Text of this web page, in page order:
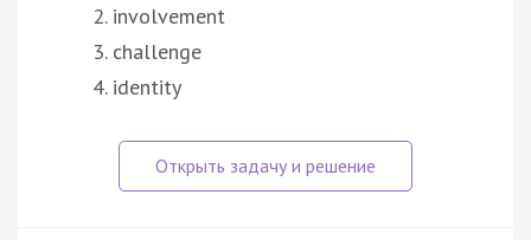
involvement
challenge
identity